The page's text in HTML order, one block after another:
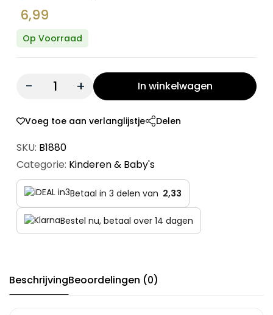
6,99
Op Voorraad
Quantity: In winkelwagen
Voeg toe aan verlanglijstje Delen
SKU: B1880
Categorie: Kinderen & Baby's
Betaal in 3 delen van 2,33
Bestel nu, betaal over 14 dagen
BeschrijvingBeoordelingen (0)